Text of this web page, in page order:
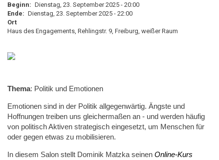
Beginn
Dienstag, 23. September 2025 - 20:00
Ende
Dienstag, 23. September 2025 - 22:00
Ort
Haus des Engagements, Rehlingstr. 9, Freiburg, weißer Raum
Thema: Politik und Emotionen
Emotionen sind in der Politik allgegenwärtig. Ängste und
Hoffnungen treiben uns gleichermaßen an - und werden häufig
von politisch Aktiven strategisch eingesetzt, um Menschen für
oder gegen etwas zu mobilisieren.
In diesem Salon stellt Dominik Matzka seinen Online-Kurs